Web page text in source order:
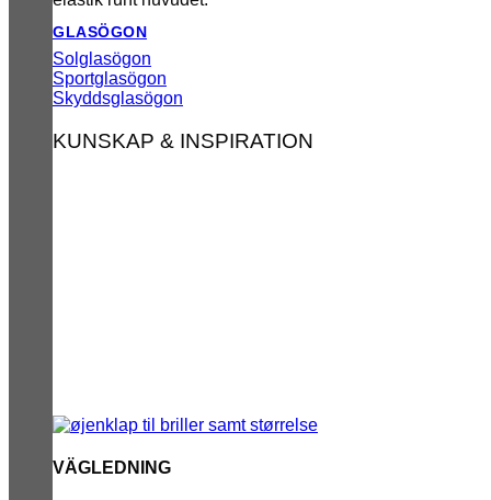
GLASÖGON
Solglasögon
Sportglasögon
Skyddsglasögon
KUNSKAP & INSPIRATION
VÄGLEDNING